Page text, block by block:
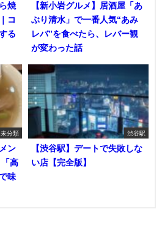
焼
コ
る
【新小岩グルメ】居酒屋「あ
ぶり清水」で一番人気“あみ
レバ”を食べたら、レバー観
が変わった話
未分類
ン
高
味
渋谷駅
【渋谷駅】デートで失敗しな
い店【完全版】